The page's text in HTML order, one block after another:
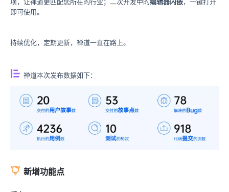
项，让禅道更匹配您所在的行业；二次开发中的编辑器内嵌，一键打开
即可使用。
持续优化，定期更新，禅道一直在路上。
禅道本次发布数据如下：
新增功能点